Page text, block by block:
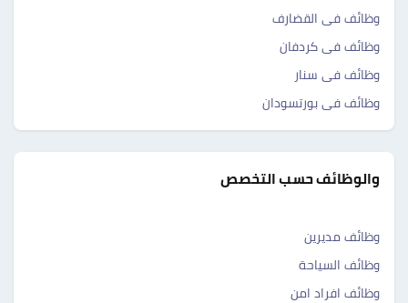
وظائف فى القضارف
وظائف فى كردفان
وظائف فى سنار
وظائف فى بورتسودان
والوظائف حسب التخصص
وظائف مديرين
وظائف السياحة
وظائف افراد امن